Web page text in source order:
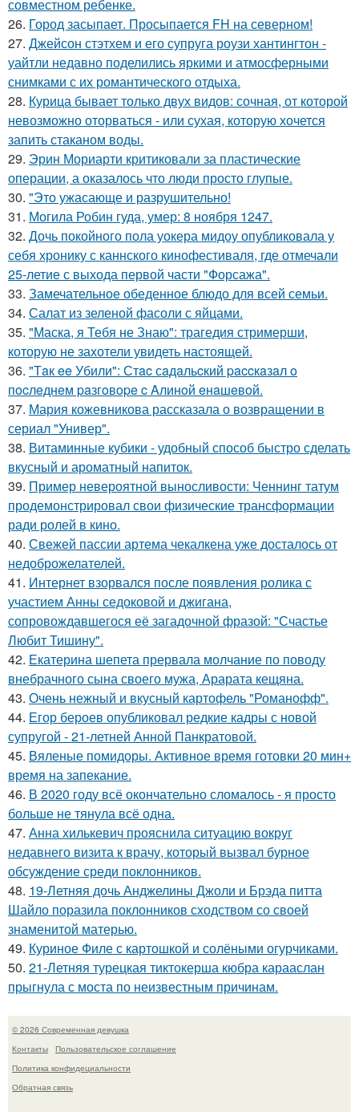
совместном ребенке.
26. Город засыпает. Просыпается FH на северном!
27. Джейсон стэтхем и его супруга роузи хантингтон -
уайтли недавно поделились яркими и атмосферными
снимками с их романтического отдыха.
28. Курица бывает только двух видов: сочная, от которой
невозможно оторваться - или сухая, которую хочется
запить стаканом воды.
29. Эрин Мориарти критиковали за пластические
операции, а оказалось что люди просто глупые.
30. "Это ужасающе и разрушительно!
31. Могила Робин гуда, умер: 8 ноября 1247.
32. Дочь покойного пола уокера мидоу опубликовала у
себя хронику с каннского кинофестиваля, где отмечали
25-летие с выхода первой части "Форсажа".
33. Замечательное обеденное блюдо для всей семьи.
34. Салат из зеленой фасоли с яйцами.
35. "Маска, я Тебя не Знаю": трагедия стримерши,
которую не захотели увидеть настоящей.
36. "Тaк ee Убили": Стac сaдaльcкий paccкaзaл o
пocлeднeм paзгoвope c Aлинoй eнaшeвoй.
37. Мария кожевникова рассказала о возвращении в
сериал "Универ".
38. Витаминные кубики - удобный способ быстро сделать
вкусный и ароматный напиток.
39. Пример невероятной выносливости: Ченнинг татум
продемонстрировал свои физические трансформации
ради ролей в кино.
40. Свежей пассии артема чекалкена уже досталось от
недоброжелателей.
41. Интернет взорвался после появления ролика с
участием Анны седоковой и джигана,
сопровождавшегося её загадочной фразой: "Счастье
Любит Тишину".
42. Екатерина шепета прервала молчание по поводу
внебрачного сына своего мужа, Арарата кещяна.
43. Очень нежный и вкусный картофель "Романофф".
44. Егор бероев опубликовал редкие кадры с новой
супругой - 21-летней Анной Панкратовой.
45. Вяленые помидоры. Активное время готовки 20 мин+
время на запекание.
46. В 2020 году всё окончательно сломалось - я просто
больше не тянула всё одна.
47. Анна хилькевич прояснила ситуацию вокруг
недавнего визита к врачу, который вызвал бурное
обсуждение среди поклонников.
48. 19-Летняя дочь Анджелины Джоли и Брэда питта
Шайло поразила поклонников сходством со своей
знаменитой матерью.
49. Куриное Филе с картошкой и солёными огурчиками.
50. 21-Летняя турецкая тиктокерша кюбра карааслан
прыгнула с моста по неизвестным причинам.
© 2026 Современная девушка
Контакты
Пользовательское соглашение
Политика конфидециальности
Обратная связь